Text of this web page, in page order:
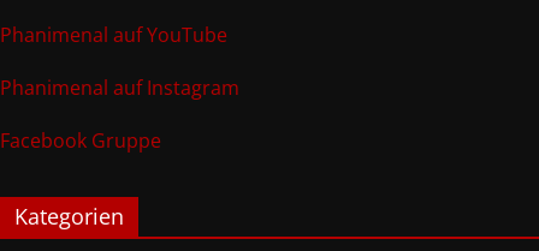
Phanimenal auf YouTube
Phanimenal auf Instagram
Facebook Gruppe
Kategorien